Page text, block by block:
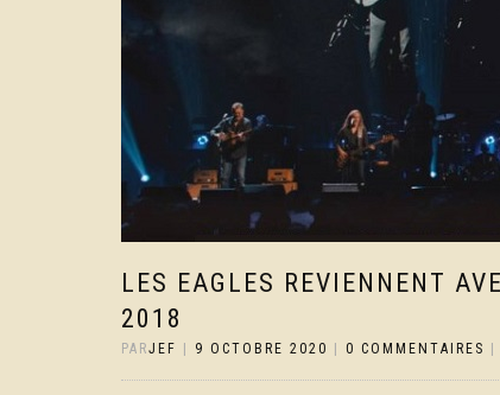
LES EAGLES REVIENNENT
2018
PARJEF 9 OCTOBRE 2020 0 COMMENTAIRES